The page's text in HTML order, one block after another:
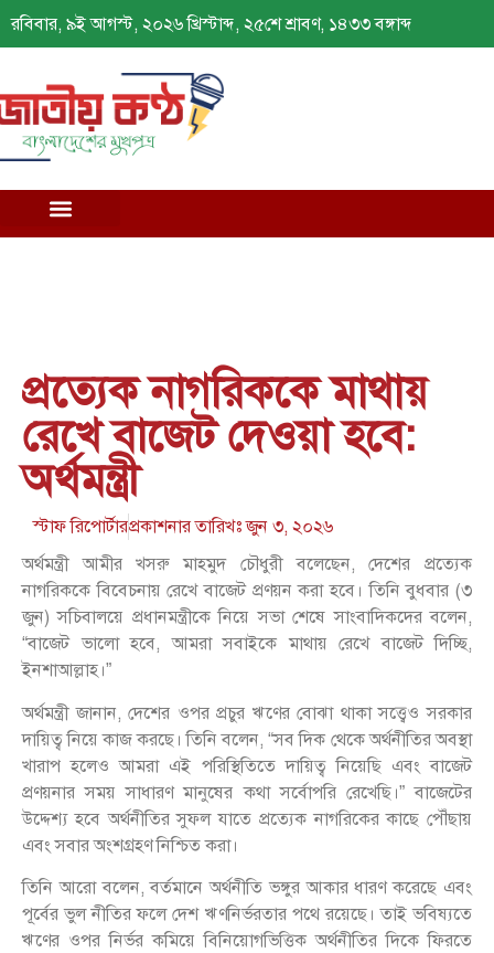
রবিবার, ৯ই আগস্ট, ২০২৬ খ্রিস্টাব্দ, ২৫শে শ্রাবণ, ১৪৩৩ বঙ্গাব্দ
প্রত্যেক নাগরিককে মাথায়
রেখে বাজেট দেওয়া হবে:
অর্থমন্ত্রী
স্টাফ রিপোর্টারপ্রকাশনার তারিখঃজুন ৩, ২০২৬
অর্থমন্ত্রী আমীর খসরু মাহমুদ চৌধুরী বলেছেন, দেশের প্রত্যেক
নাগরিককে বিবেচনায় রেখে বাজেট প্রণয়ন করা হবে। তিনি বুধবার (৩
জুন) সচিবালয়ে প্রধানমন্ত্রীকে নিয়ে সভা শেষে সাংবাদিকদের বলেন,
“বাজেট ভালো হবে, আমরা সবাইকে মাথায় রেখে বাজেট দিচ্ছি,
ইনশাআল্লাহ।”
অর্থমন্ত্রী জানান, দেশের ওপর প্রচুর ঋণের বোঝা থাকা সত্ত্বেও সরকার
দায়িত্ব নিয়ে কাজ করছে। তিনি বলেন, “সব দিক থেকে অর্থনীতির অবস্থা
খারাপ হলেও আমরা এই পরিস্থিতিতে দায়িত্ব নিয়েছি এবং বাজেট
প্রণয়নার সময় সাধারণ মানুষের কথা সর্বোপরি রেখেছি।” বাজেটের
উদ্দেশ্য হবে অর্থনীতির সুফল যাতে প্রত্যেক নাগরিকের কাছে পৌঁছায়
এবং সবার অংশগ্রহণ নিশ্চিত করা।
তিনি আরো বলেন, বর্তমানে অর্থনীতি ভঙ্গুর আকার ধারণ করেছে এবং
পূর্বের ভুল নীতির ফলে দেশ ঋণনির্ভরতার পথে রয়েছে। তাই ভবিষ্যতে
ঋণের ওপর নির্ভর কমিয়ে বিনিয়োগভিত্তিক অর্থনীতির দিকে ফিরতে